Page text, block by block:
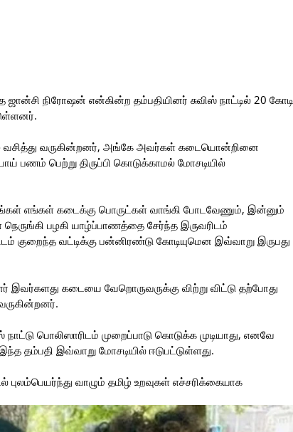
நிரோஷன் என்கின்ற தம்பதியினர் சுவிஸ் நாட்டில் 20 கோடி
வசித்து வருகின்றனர், அங்கே அவர்கள் கடையொன்றினை
பணம் பெற்று திருப்பி கொடுக்காமல் மோசடியில்
எங்கள் கடைக்கு பொருட்கள் வாங்கி போடவேணும், இன்னும்
பழகி யாழ்ப்பாணத்தை சேர்ந்த இருவரிடம்
குறைந்த வட்டிக்கு பன்னிரண்டு கோடியுமென இவ்வாறு இருபது
இவர்களது கடையை வேறொருவருக்கு விற்று விட்டு தற்போது
பொலிஸாரிடம் முறைப்பாடு கொடுக்க முடியாது, எனவே
தம்பதி இவ்வாறு மோசடியில் ஈடுபட்டுள்ளது.
வாழும் தமிழ் உறவுகள் எச்சரிக்கையாக